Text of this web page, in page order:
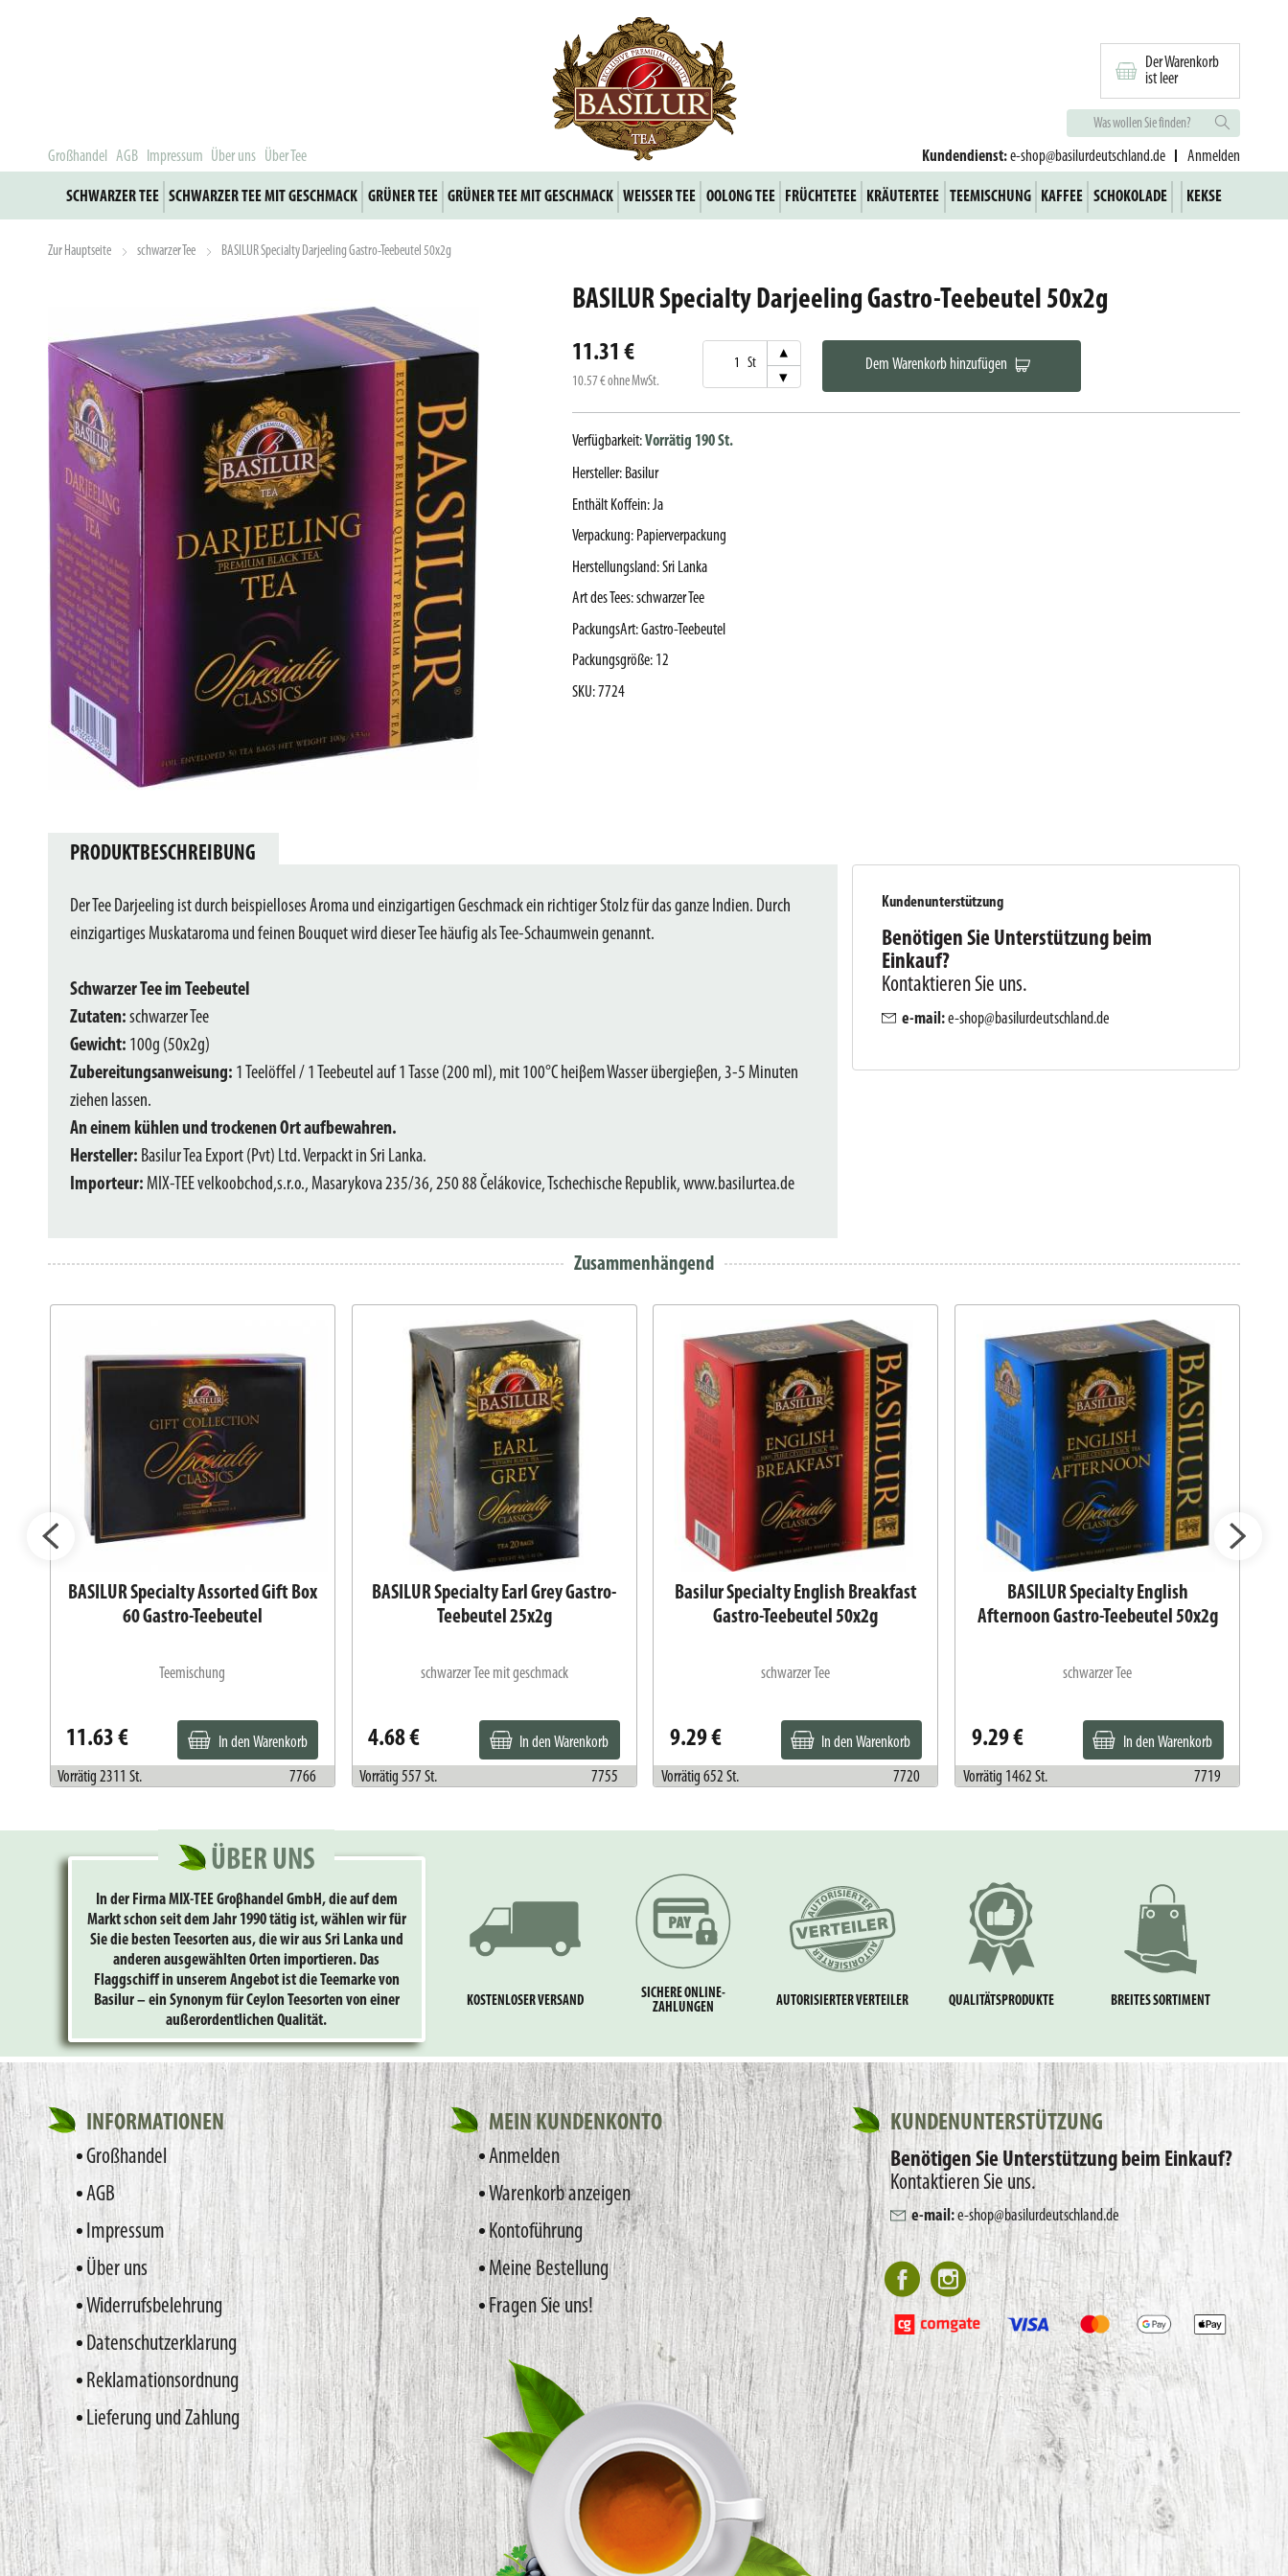
Großhandel AGB Impressum Über uns Über Tee
Der Warenkorb
ist leer
Kundendienst:e-shop@basilurdeutschland.de Anmelden
SCHWARZER TEE SCHWARZER TEE MIT GESCHMACK GRÜNER TEE GRÜNER TEE MIT GESCHMACK WEISSER TEE OOLONG TEE FRÜCHTETEE KRÄUTERTEE TEEMISCHUNG KAFFEE SCHOKOLADE KEKSE
Zur Hauptseite schwarzer Tee BASILUR Specialty Darjeeling Gastro-Teebeutel 50x2g
BASILUR Specialty Darjeeling Gastro-Teebeutel 50x2g
11.31 €
10.57 €ohne MwSt.
St
▾
▾
Dem Warenkorb hinzufügen
Verfügbarkeit:Vorrätig 190 St.
Hersteller: Basilur
Enthält Koffein:Ja
Verpackung: Papierverpackung
Herstellungsland:Sri Lanka
Art des Tees:schwarzer Tee
PackungsArt:Gastro-Teebeutel
Packungsgröße: 12
SKU: 7724
PRODUKTBESCHREIBUNG
Der Tee Darjeeling ist durch beispielloses Aroma und einzigartigen Geschmack ein richtiger Stolz für das ganze Indien. Durch
einzigartiges Muskataroma und feinen Bouquet wird dieser Tee häufig als Tee-Schaumwein genannt.
Schwarzer Tee im Teebeutel
Zutaten: schwarzer Tee
Gewicht: 100g (50x2g)
Zubereitungsanweisung: 1 Teelöffel / 1 Teebeutel auf 1 Tasse (200 ml), mit 100°C heiβem Wasser übergieβen, 3-5 Minuten
ziehen lassen.
An einem kühlen und trockenen Ort aufbewahren.
Hersteller: Basilur Tea Export (Pvt) Ltd. Verpackt in Sri Lanka.
Importeur: MIX-TEE velkoobchod,s.r.o., Masarykova 235/36, 250 88 Čelákovice, Tschechische Republik, www.basilurtea.de
Kundenunterstützung
Benötigen Sie Unterstützung beim
Einkauf?
Kontaktieren Sie uns.
e-mail:e-shop@basilurdeutschland.de
Zusammenhängend
BASILUR Specialty Assorted Gift Box
60 Gastro-Teebeutel
Teemischung
11.63 € In den Warenkorb
Vorrätig 2311 St. 7766
BASILUR Specialty Earl Grey Gastro-
Teebeutel 25x2g
schwarzer Tee mit geschmack
4.68 € In den Warenkorb
Vorrätig 557 St. 7755
Basilur Specialty English Breakfast
Gastro-Teebeutel 50x2g
schwarzer Tee
9.29 € In den Warenkorb
Vorrätig 652 St. 7720
BASILUR Specialty English
Afternoon Gastro-Teebeutel 50x2g
schwarzer Tee
9.29 € In den Warenkorb
Vorrätig 1462 St. 7719
ÜBER UNS
In der Firma MIX-TEE Groβhandel GmbH, die auf dem
Markt schon seit dem Jahr 1990 tätig ist, wählen wir für
Sie die besten Teesorten aus, die wir aus Sri Lanka und
anderen ausgewählten Orten importieren. Das
Flaggschiff in unserem Angebot ist die Teemarke von
Basilur – ein Synonym für Ceylon Teesorten von einer
außerordentlichen Qualität.
KOSTENLOSER VERSAND
SICHERE ONLINE-
ZAHLUNGEN
AUTORISIERTER VERTEILER QUALITÄTSPRODUKTE BREITES SORTIMENT
INFORMATIONEN
Großhandel
AGB
Impressum
Über uns
Widerrufsbelehrung
Datenschutzerklarung
Reklamationsordnung
Lieferung und Zahlung
MEIN KUNDENKONTO
Anmelden
Warenkorb anzeigen
Kontoführung
Meine Bestellung
Fragen Sie uns!
KUNDENUNTERSTÜTZUNG
Benötigen Sie Unterstützung beim Einkauf?
Kontaktieren Sie uns.
e-mail:e-shop@basilurdeutschland.de